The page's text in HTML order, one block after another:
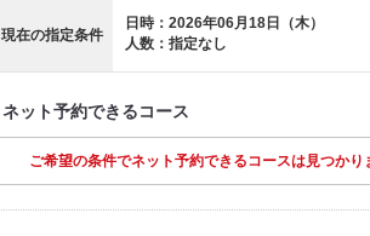
現在の指定条件
日時：2026年06月18日（木）
人数：指定なし
ネット予約できるコース
ご希望の条件でネット予約できるコースは見つか